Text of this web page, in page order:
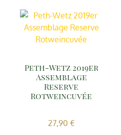
Peth-Wetz 2019er
Assemblage
Reserve
Rotweincuvée
27,90 €